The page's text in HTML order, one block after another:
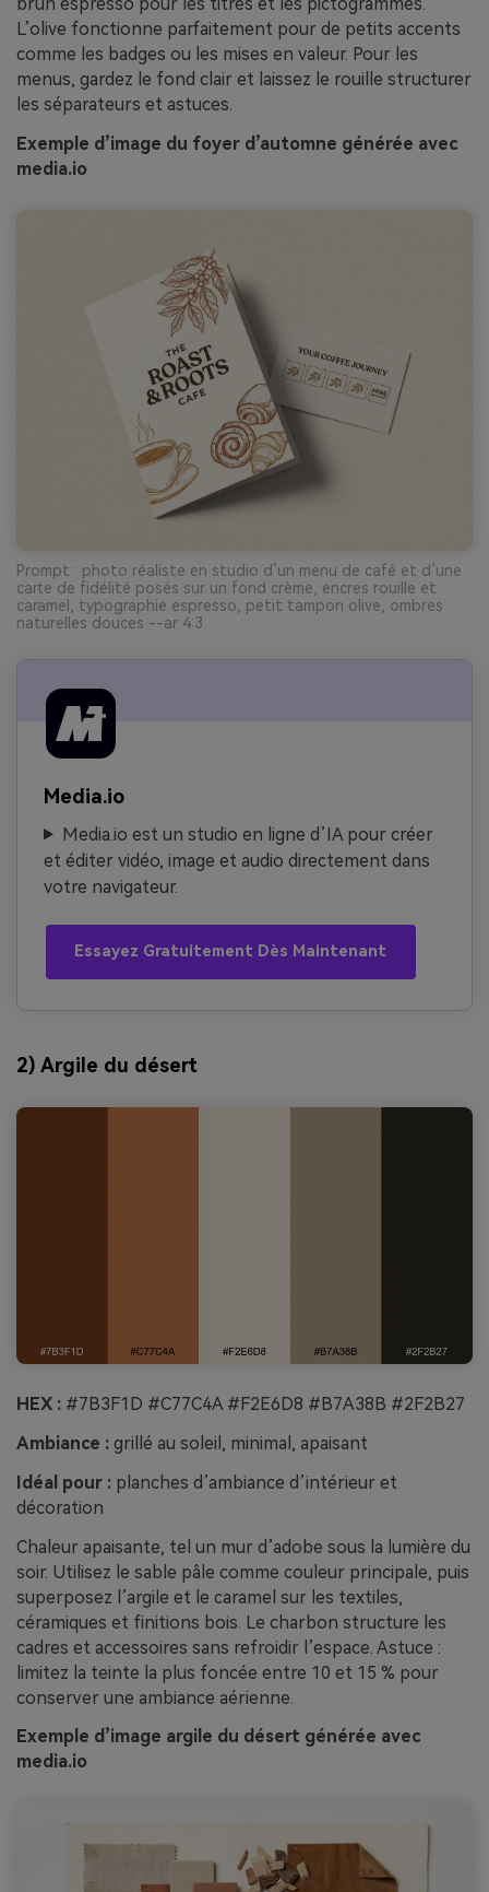
brun espresso pour les titres et les pictogrammes.
L’olive fonctionne parfaitement pour de petits accents
comme les badges ou les mises en valeur. Pour les
menus, gardez le fond clair et laissez le rouille structurer
les séparateurs et astuces.
Exemple d’image du foyer d’automne générée avec
media.io
Prompt : photo réaliste en studio d’un menu de café et d’une
carte de fidélité posés sur un fond crème, encres rouille et
caramel, typographie espresso, petit tampon olive, ombres
naturelles douces --ar 4:3
Media.io
Media.io est un studio en ligne d’IA pour créer
et éditer vidéo, image et audio directement dans
votre navigateur.
Essayez Gratuitement Dès Maintenant
2) Argile du désert
HEX : #7B3F1D #C77C4A #F2E6D8 #B7A38B #2F2B27
Ambiance : grillé au soleil, minimal, apaisant
Idéal pour : planches d’ambiance d’intérieur et
décoration
Chaleur apaisante, tel un mur d’adobe sous la lumière du
soir. Utilisez le sable pâle comme couleur principale, puis
superposez l’argile et le caramel sur les textiles,
céramiques et finitions bois. Le charbon structure les
cadres et accessoires sans refroidir l’espace. Astuce :
limitez la teinte la plus foncée entre 10 et 15 % pour
conserver une ambiance aérienne.
Exemple d’image argile du désert générée avec
media.io